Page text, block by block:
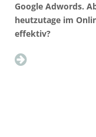
Google Adwords.
heutzutage im
effektiv?